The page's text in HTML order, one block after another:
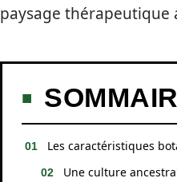
paysage thérapeutique
Les caractéristiques
Une culture